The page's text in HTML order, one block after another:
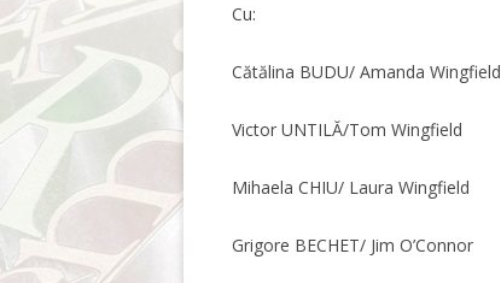
Cu:
Cătălina BUDU/ Amanda Wingfield
Victor UNTILĂ/Tom Wingfield
Mihaela CHIU/ Laura Wingfield
Grigore BECHET/ Jim O’Connor